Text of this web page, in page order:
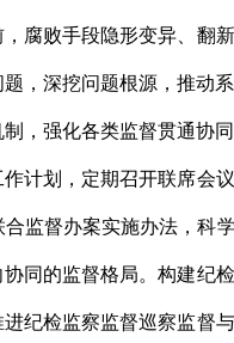
腐败手段隐形变异、翻
，深挖问题根源，推动系
，强化各类监督贯通协
计划，定期召开联席会
监督办案实施办法，科
同的监督格局。构建纪
纪检监察监督巡察监督